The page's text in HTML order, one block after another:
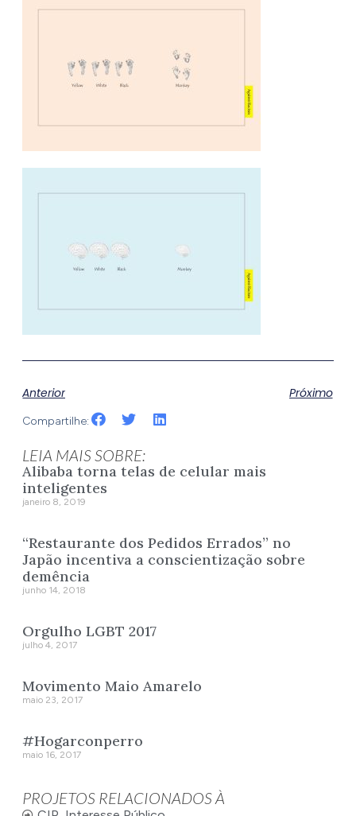
Anterior Próximo
Compartilhe:
LEIA MAIS SOBRE:
Alibaba torna telas de celular mais
inteligentes
janeiro 8, 2019
“Restaurante dos Pedidos Errados” no
Japão incentiva a conscientização sobre
demência
junho 14, 2018
Orgulho LGBT 2017
julho 4, 2017
Movimento Maio Amarelo
maio 23, 2017
#Hogarconperro
maio 16, 2017
PROJETOS RELACIONADOS À